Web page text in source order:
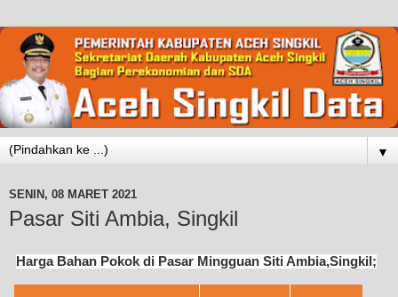
▼
SENIN, 08 MARET 2021
Pasar Siti Ambia, Singkil
Harga Bahan Pokok di Pasar Mingguan Siti Ambia,Singkil;